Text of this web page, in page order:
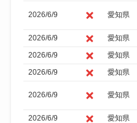
2026/6/9 愛知県
2026/6/9
愛知県
2026/6/9
愛知県
2026/6/9
愛知県
2026/6/9 愛知県
2026/6/9
愛知県